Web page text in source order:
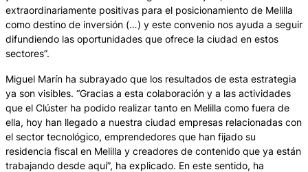
extraordinariamente positivas para el posicionamiento de Melilla
como destino de inversión (…) y este convenio nos ayuda a seguir
difundiendo las oportunidades que ofrece la ciudad en estos
sectores”.
Miguel Marín ha subrayado que los resultados de esta estrategia
ya son visibles. “Gracias a esta colaboración y a las actividades
que el Clúster ha podido realizar tanto en Melilla como fuera de
ella, hoy han llegado a nuestra ciudad empresas relacionadas con
el sector tecnológico, emprendedores que han fijado su
residencia fiscal en Melilla y creadores de contenido que ya están
trabajando desde aquí”, ha explicado. En este sentido, ha